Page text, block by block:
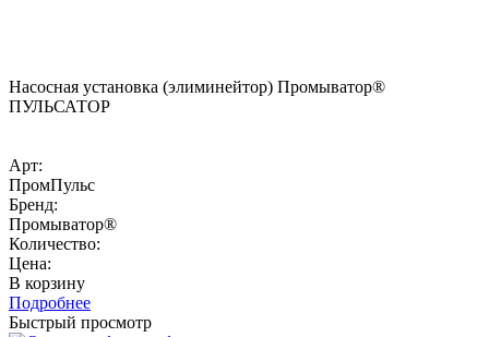
Насосная установка (элиминейтор) Промыватор®
ПУЛЬСАТОР
Арт:
ПромПульс
Бренд:
Промыватор®
Количество:
Цена:
В корзину
Подробнее
Быстрый просмотр